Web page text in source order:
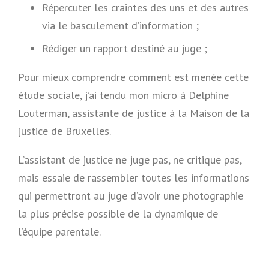
Répercuter les craintes des uns et des autres
via le basculement d’information ;
Rédiger un rapport destiné au juge ;
Pour mieux comprendre comment est menée cette
étude sociale, j’ai tendu mon micro à Delphine
Louterman, assistante de justice à la Maison de la
justice de Bruxelles.
L’assistant de justice ne juge pas, ne critique pas,
mais essaie de rassembler toutes les informations
qui permettront au juge d’avoir une photographie
la plus précise possible de la dynamique de
l’équipe parentale.